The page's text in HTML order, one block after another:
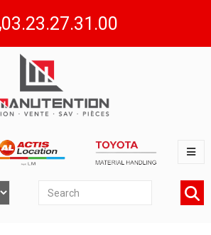
03.23.27.31.00